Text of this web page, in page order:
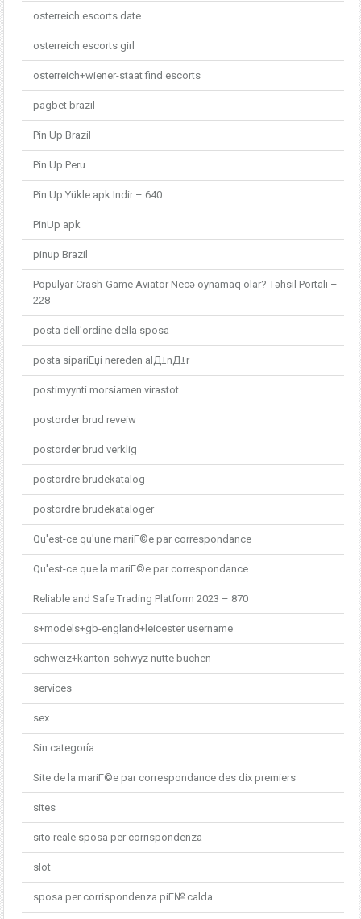
osterreich escorts date
osterreich escorts girl
osterreich+wiener-staat find escorts
pagbet brazil
Pin Up Brazil
Pin Up Peru
Pin Up Yükle apk Indir – 640
PinUp apk
pinup Brazil
Populyar Crash-Game Aviator Necə oynamaq olar? Təhsil Portalı –
228
posta dell'ordine della sposa
posta sipariЕџi nereden alД±nД±r
postimyynti morsiamen virastot
postorder brud reveiw
postorder brud verklig
postordre brudekatalog
postordre brudekataloger
Qu'est-ce qu'une mariГ©e par correspondance
Qu'est-ce que la mariГ©e par correspondance
Reliable and Safe Trading Platform 2023 – 870
s+models+gb-england+leicester username
schweiz+kanton-schwyz nutte buchen
services
sex
Sin categoría
Site de la mariГ©e par correspondance des dix premiers
sites
sito reale sposa per corrispondenza
slot
sposa per corrispondenza piГ№ calda